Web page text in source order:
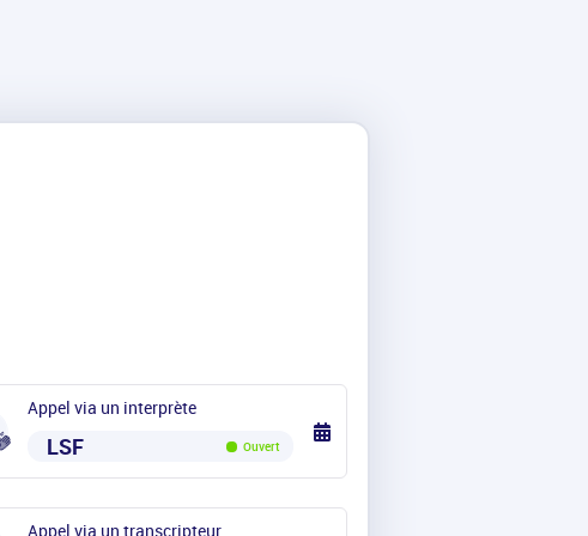
Appel via un interprète
LSF Ouvert
Appel via un transcripteur